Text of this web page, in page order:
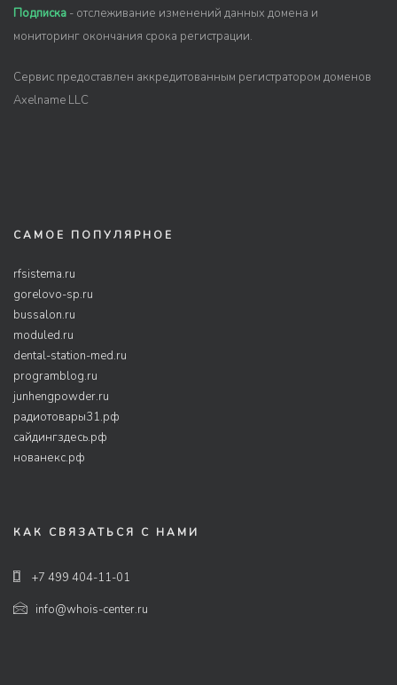
Подписка - отслеживание изменений данных домена и
мониторинг окончания срока регистрации.
Сервис предоставлен аккредитованным регистратором доменов
Axelname LLC
САМОЕ ПОПУЛЯРНОЕ
rfsistema.ru
gorelovo-sp.ru
bussalon.ru
moduled.ru
dental-station-med.ru
programblog.ru
junhengpowder.ru
радиотовары31.рф
сайдингздесь.рф
нованекс.рф
КАК СВЯЗАТЬСЯ С НАМИ
+7 499 404-11-01
info@whois-center.ru